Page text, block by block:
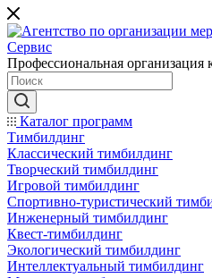
Профессиональная
Каталог программ
Тимбилдинг
Классический тимбилдинг
Творческий тимбилдинг
Игровой тимбилдинг
Спортивно-туристический
Инженерный тимбилдинг
Квест-тимбилдинг
Экологический тимбилдинг
Интеллектуальный тимбилдинг